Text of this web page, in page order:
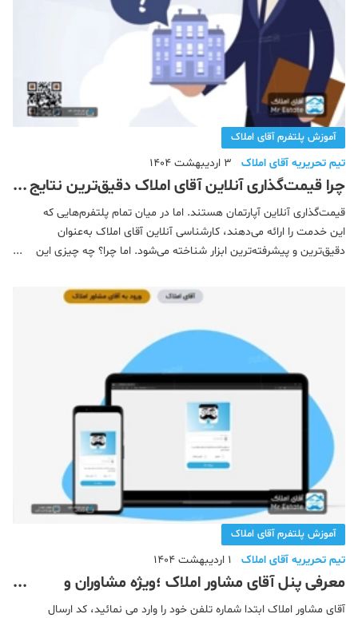
آموزش پلتفرم آقای املاک
تیم تحریریه آقای املاک 3 اردیبهشت 1404
چرا قیمت‌گذاری آنلاین آقای املاک دقیق‌ترین نتایج
را ارائه می‌دهد؟
قیمت‌گذاری آنلاین آپارتمان هستند. اما در میان تمام پلتفرم‌هایی که
این خدمت را ارائه می‌دهند، کارشناسی آنلاین آقای املاک به‌عنوان
دقیق‌ترین و پیشرفته‌ترین ابزار شناخته می‌شود. اما چرا؟ چه چیزی این
آموزش پلتفرم آقای املاک
تیم تحریریه آقای املاک 1 اردیبهشت 1404
معرفی پنل آقای مشاور املاک ؛ویژه مشاوران و
آژانس های املاک
آقای مشاور املاک ابتدا شماره تلفن خود را وارد می نمائید، کد ارسال